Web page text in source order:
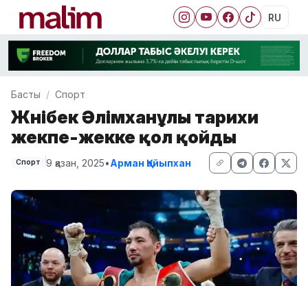
RU
Басты Спорт
Жәнібек Әлімханұлы тарихи
жекпе-жекке қол қойды
Спорт 9 қазан, 2025•Арман Қайыпхан